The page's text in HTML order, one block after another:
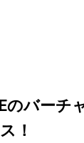
のバーチ
！